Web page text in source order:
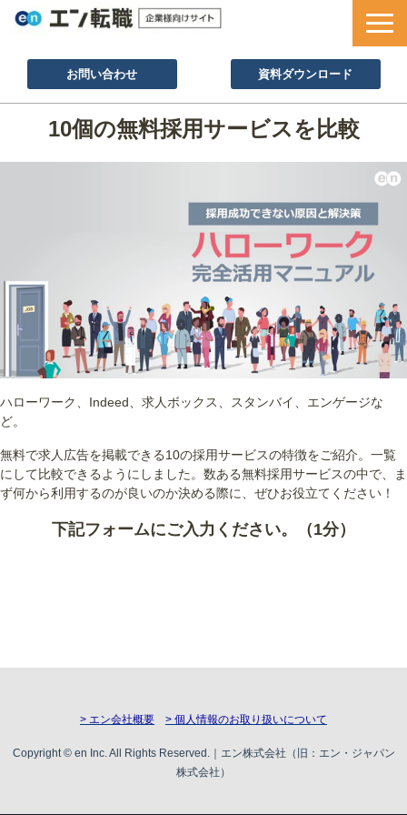
お問い合わせ 資料ダウンロード
サービス一覧
セミナー情報
お役立ち資料
10個の無料採用サービスを比較
ハローワーク、Indeed、求人ボックス、スタンバイ、エンゲージな
ど。
無料で求人広告を掲載できる10の採用サービスの特徴をご紹介。一覧
にして比較できるようにしました。数ある無料採用サービスの中で、ま
ず何から利用するのが良いのか決める際に、ぜひお役立てください！
下記フォームにご入力ください。（1分）
> エン会社概要 > 個人情報のお取り扱いについて
Copyright © en Inc. All Rights Reserved.｜エン株式会社（旧：エン・ジャパン
株式会社）